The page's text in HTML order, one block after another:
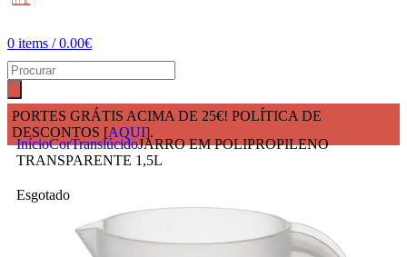
0 items / 0.00€
PORTES GRÁTIS ACIMA DE 25€! POLÍTICA DE
DESCONTOS [AQUI].
InícioCorTranslúcidoJARRO EM POLIPROPILENO
TRANSPARENTE 1,5L
Esgotado